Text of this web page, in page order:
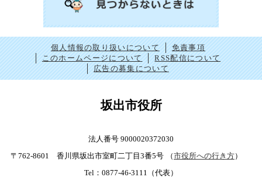
個人情報の取り扱いについて
免責事項
このホームページについて
RSS配信について
広告の募集について
坂出市役所
法人番号 9000020372030
〒762-8601 香川県坂出市室町二丁目3番5号
（市役所への行き方）
Tel：0877-46-3111（代表）